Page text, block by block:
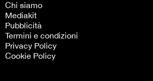
Chi siamo
Mediakit
Pubblicità
Termini e condizioni
Privacy Policy
Cookie Policy